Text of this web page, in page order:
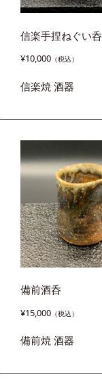
信楽手捏ねぐい呑
¥10,000
信楽焼 酒器
備前酒呑
¥15,000
備前焼 酒器